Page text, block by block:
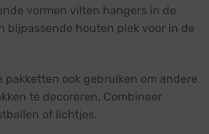
vormen vilten hangers in de
bijpassende houten piek voor in de
pakketten ook gebruiken om andere
te decoreren. Combineer
of lichtjes.